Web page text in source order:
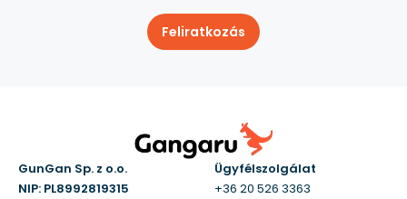
Feliratkozás
GunGan Sp. z o.o.
NIP: PL8992819315
Ügyfélszolgálat
+36 20 526 3363